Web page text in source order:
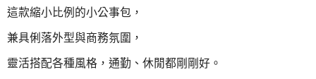
這款縮小比例的小公事包，
兼具俐落外型與商務氛圍，
靈活搭配各種風格，通勤、休閒都剛剛好。